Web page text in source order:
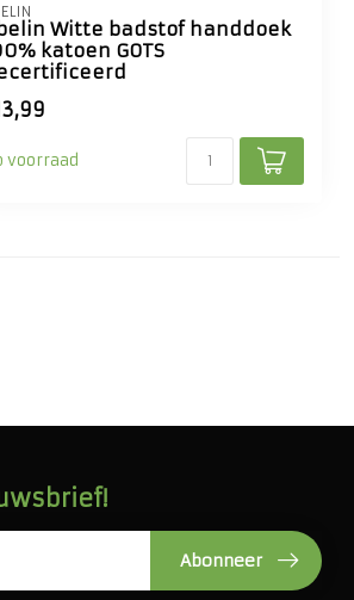
Witte badstof handdoek
katoen GOTS
voorraad
Abonneer